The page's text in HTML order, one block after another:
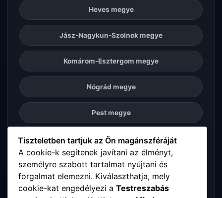
Heves megye
Jász-Nagykun-Szolnok megye
Komárom-Esztergom megye
Nógrád megye
Pest megye
Somogy megye
Szabolcs-Szatmár-Bereg megye
Tolna megye
Tiszteletben tartjuk az Ön magánszféráját
A cookie-k segítenek javítani az élményt,
személyre szabott tartalmat nyújtani és
forgalmat elemezni. Kiválaszthatja, mely
cookie-kat engedélyezi a Testreszabás